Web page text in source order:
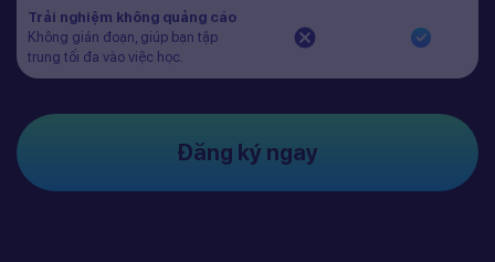
Trải nghiệm không quảng cáo
Không gián đoạn, giúp bạn tập
trung tối đa vào việc học.
Đăng ký ngay